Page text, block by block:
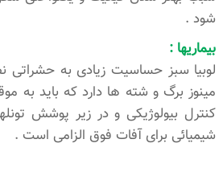
شود .
بیماریها :
لوبیا سبز حساسیت زیادی به حشراتی
مینوز برگ و شته ها دارد که باید به
کنترل بیولوژیکی و در زیر پوشش
شیمیائی برای آفات فوق الزامی است .